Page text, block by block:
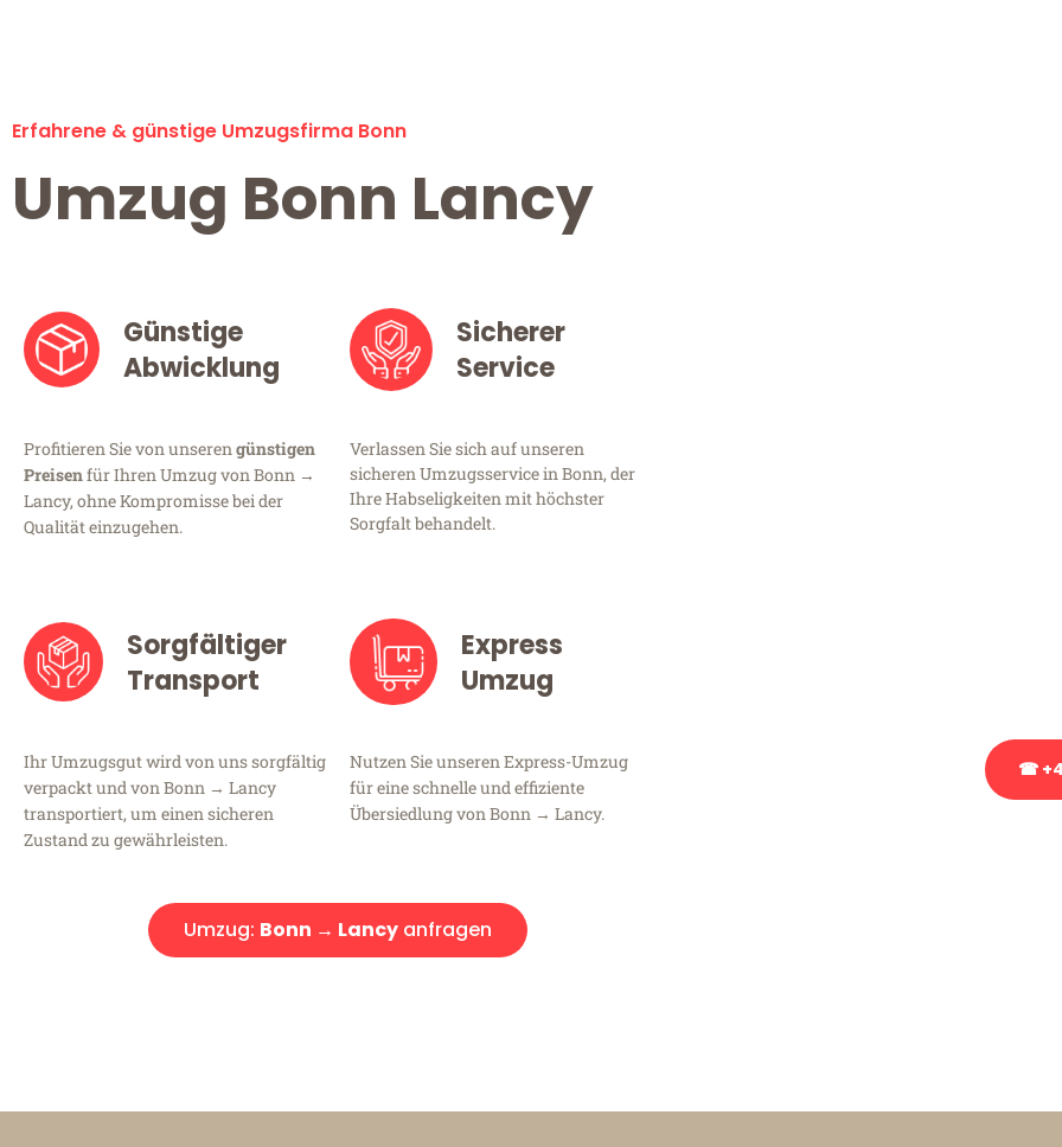
Erfahrene & günstige Umzugsfirma Bonn
Umzug Bonn Lancy
Günstige
Abwicklung
Profitieren Sie von unserengünstigen
Preisenfür Ihren Umzug von Bonn →
Lancy, ohne Kompromisse bei der
Qualität einzugehen.
Sicherer
Service
Verlassen Sie sich auf unseren
sicheren Umzugsservice in Bonn, der
Ihre Habseligkeiten mit höchster
Sorgfalt behandelt.
Sorgfältiger
Transport
Ihr Umzugsgut wird von uns sorgfältig
verpackt und von Bonn → Lancy
transportiert, um einen sicheren
Zustand zu gewährleisten.
Express
Umzug
Nutzen Sie unseren Express-Umzug
für eine schnelle und effiziente
Übersiedlung von Bonn → Lancy.
Umzug: Bonn → Lancy anfragen
☎